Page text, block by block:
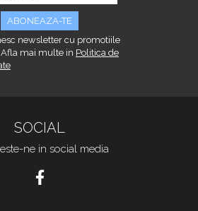
newsletter cu promotiile
mai multe in Politica de
SOCIAL
ne in social media